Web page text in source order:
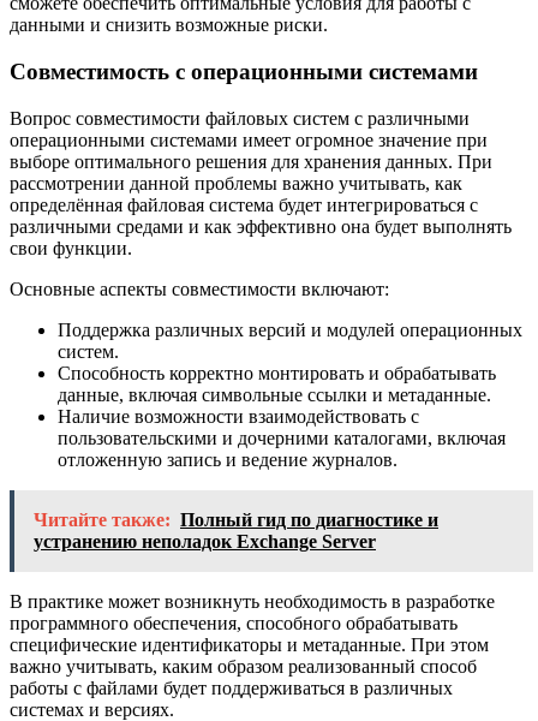
данными и снизить возможные риски.
Совместимость с операционными системами
Вопрос совместимости файловых систем с различными
операционными системами имеет огромное значение при
выборе оптимального решения для хранения данных. При
рассмотрении данной проблемы важно учитывать, как
определённая файловая система будет интегрироваться с
различными средами и как эффективно она будет выполнять
свои функции.
Основные аспекты совместимости включают:
Поддержка различных версий и модулей операционных
систем.
Способность корректно монтировать и обрабатывать
данные, включая символьные ссылки и метаданные.
Наличие возможности взаимодействовать с
пользовательскими и дочерними каталогами, включая
отложенную запись и ведение журналов.
Читайте также: Полный гид по диагностике и
устранению неполадок Exchange Server
В практике может возникнуть необходимость в разработке
программного обеспечения, способного обрабатывать
специфические идентификаторы и метаданные. При этом
важно учитывать, каким образом реализованный способ
работы с файлами будет поддерживаться в различных
системах и версиях.